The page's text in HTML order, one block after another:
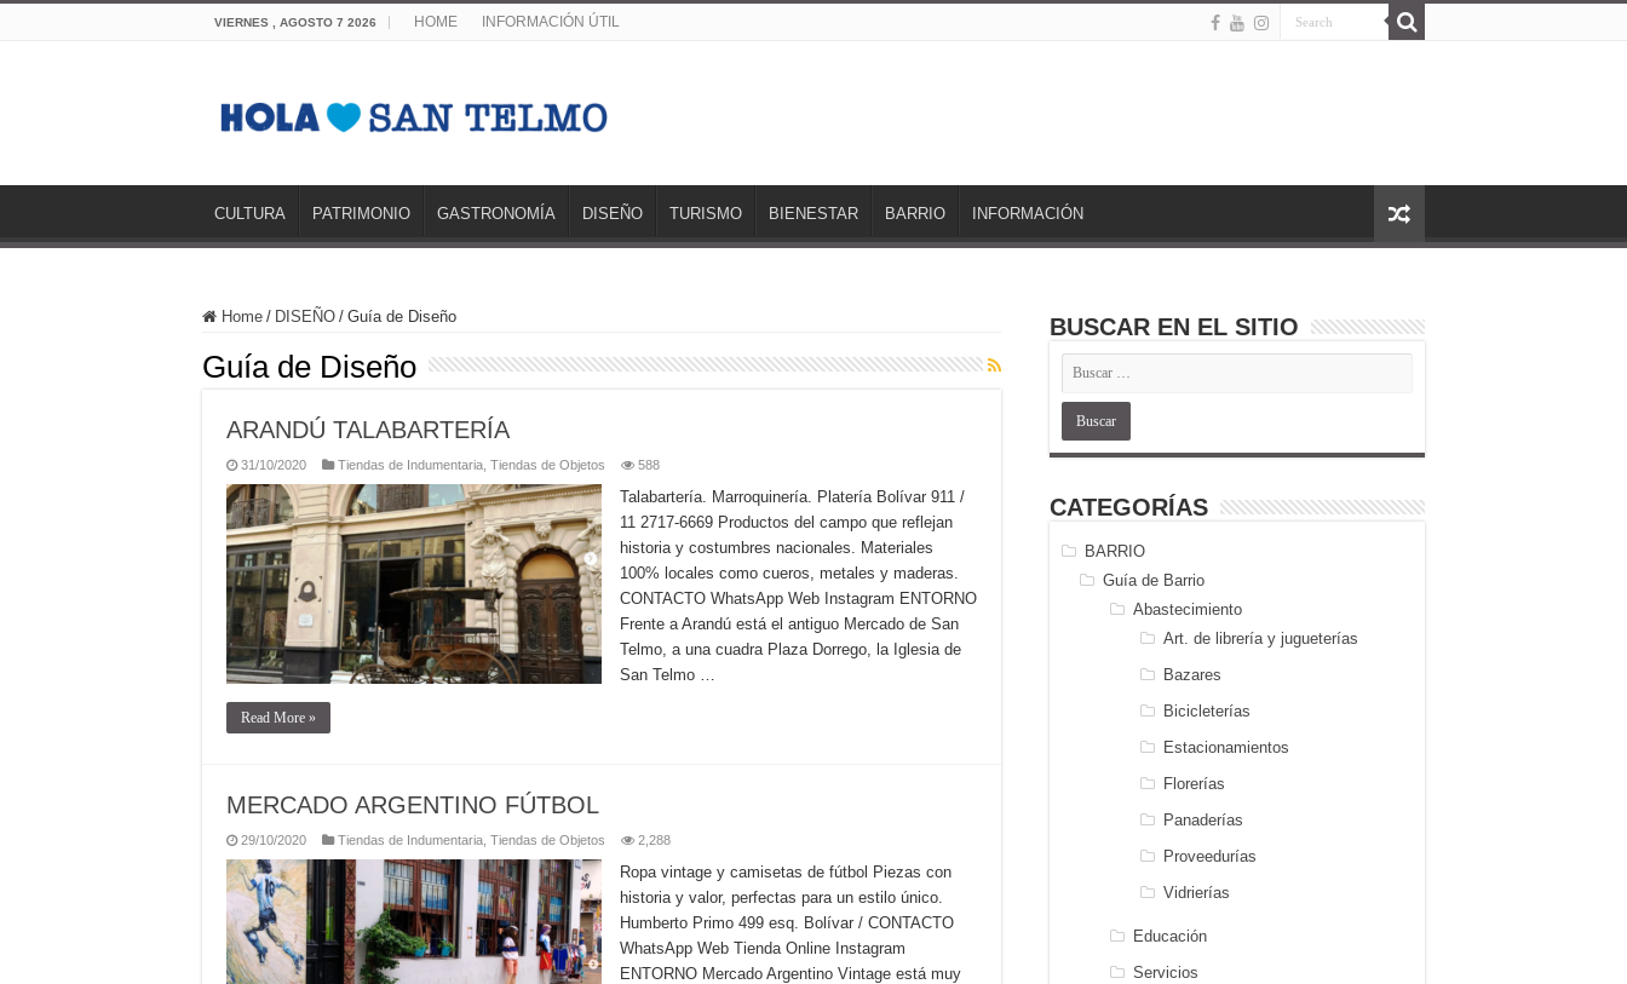
VIERNES , AGOSTO 7 2026 HOME INFORMACIÓN ÚTIL
CULTURA PATRIMONIO GASTRONOMÍA DISEÑO TURISMO BIENESTAR BARRIO INFORMACIÓN
Home / DISEÑO / Guía de Diseño
Guía de Diseño
ARANDÚ TALABARTERÍA
31/10/2020 Tiendas de Indumentaria Tiendas de Objetos 588
Talabartería. Marroquinería. Platería Bolívar 911 /
11 2717-6669 Productos del campo que reflejan
historia y costumbres nacionales. Materiales
100% locales como cueros, metales y maderas.
CONTACTO WhatsApp Web Instagram ENTORNO
Frente a Arandú está el antiguo Mercado de San
Telmo, a una cuadra Plaza Dorrego, la Iglesia de
San Telmo …
Read More »
MERCADO ARGENTINO FÚTBOL
29/10/2020 Tiendas de Indumentaria Tiendas de Objetos 2,288
Ropa vintage y camisetas de fútbol Piezas con
historia y valor, perfectas para un estilo único.
Humberto Primo 499 esq. Bolívar / CONTACTO
WhatsApp Web Tienda Online Instagram
ENTORNO Mercado Argentino Vintage está muy
BUSCAR EN EL SITIO
CATEGORÍAS
BARRIO
Guía de Barrio
Abastecimiento
Art. de librería y jugueterías
Bazares
Bicicleterías
Estacionamientos
Florerías
Panaderías
Proveedurías
Vidrierías
Educación
Servicios